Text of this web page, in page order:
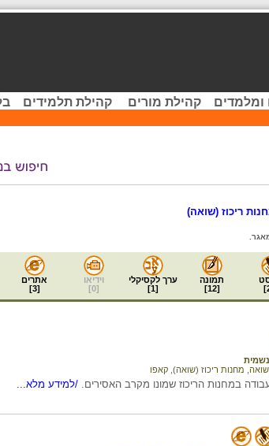
ומלמדים קהילת מורים קהילת תלמידים
ריכוז (שואה)
]
תמונה
[
12
]
ערך לקסיקלי
[
1
]
וידיאו
[
0
]
אתרים
[
3
]
שואה מחנות ריכוז (שואה) קאפו
במחנות הריכוז שמונו מקרב האסירים. /למידע מלא...